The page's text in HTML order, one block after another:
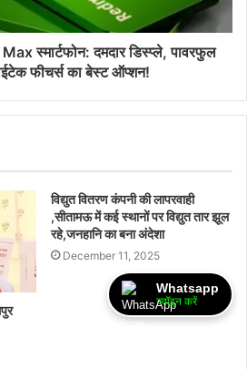
स्मार्टफोन: दमदार डिस्प्ले, पावरफुल
फीचर्स का बेस्ट ऑप्शन!
विद्युत वितरण कंपनी की लापरवाही
,सीतामऊ में कई स्थानों पर विद्युत तार झूल
रहे,जनहानि का बना अंदेशा
December 11, 2025
Whatsapp
ज्वॉइन करें